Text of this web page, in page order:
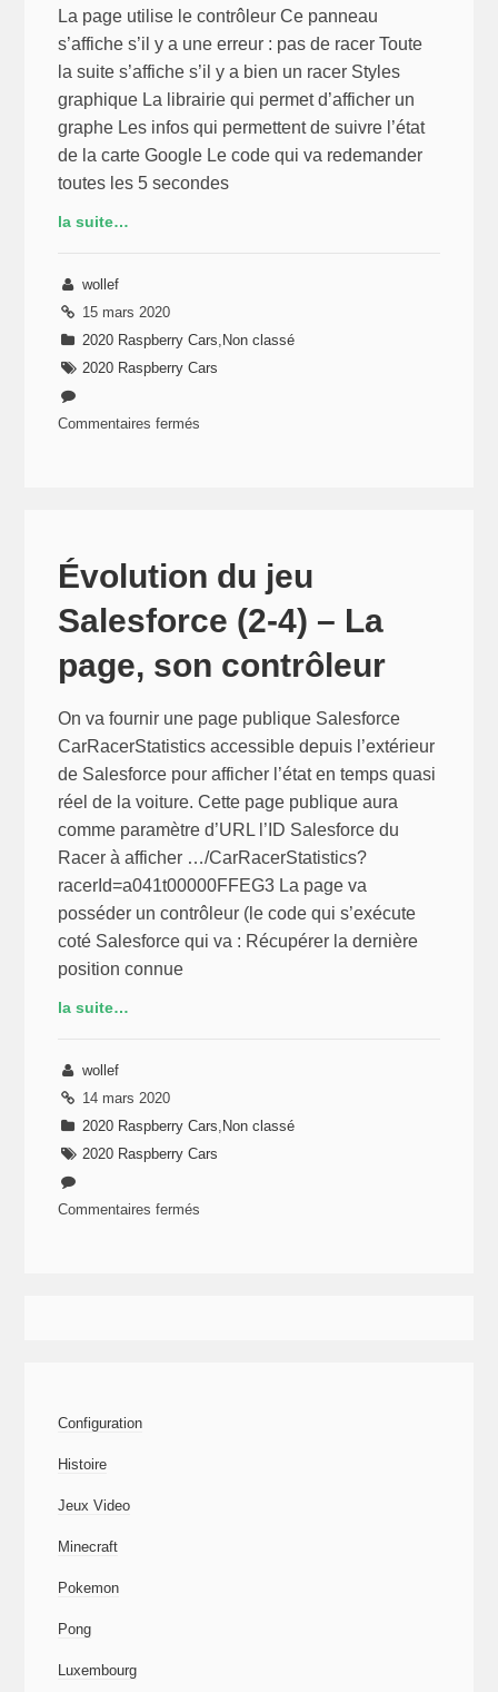
final
La page utilise le contrôleur Ce panneau
s’affiche s’il y a une erreur : pas de racer Toute
la suite s’affiche s’il y a bien un racer Styles
graphique La librairie qui permet d’afficher un
graphe Les infos qui permettent de suivre l’état
de la carte Google Le code qui va redemander
toutes les 5 secondes
la suite…
wollef
15 mars 2020
2020 Raspberry Cars Non classé
2020 Raspberry Cars
Commentaires fermés
Salesforce
(3-
4)
La
son
affichage
Évolution du jeu
Salesforce (2-4) – La
page, son contrôleur
On va fournir une page publique Salesforce
CarRacerStatistics accessible depuis l’extérieur
de Salesforce pour afficher l’état en temps quasi
réel de la voiture. Cette page publique aura
comme paramètre d’URL l’ID Salesforce du
Racer à afficher …/CarRacerStatistics?
racerId=a041t00000FFEG3 La page va
posséder un contrôleur (le code qui s’exécute
coté Salesforce qui va : Récupérer la dernière
position connue
la suite…
wollef
14 mars 2020
2020 Raspberry Cars Non classé
2020 Raspberry Cars
Commentaires fermés
–
La
son
contrôleur
Configuration
Histoire
Jeux Video
Minecraft
Pokemon
Pong
Luxembourg